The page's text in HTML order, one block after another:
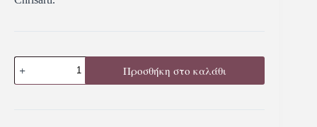
Προσθήκη στο καλάθι